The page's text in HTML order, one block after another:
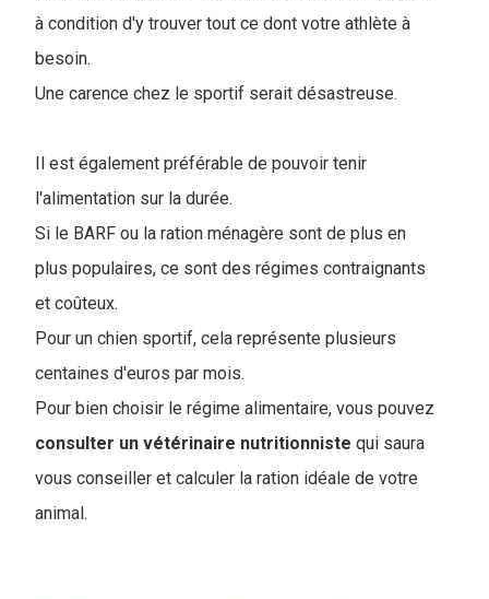
à condition d'y trouver tout ce dont votre athlète à
besoin.
Une carence chez le sportif serait désastreuse.
Il est également préférable de pouvoir tenir
l'alimentation sur la durée.
Si le BARF ou la ration ménagère sont de plus en
plus populaires, ce sont des régimes contraignants
et coûteux.
Pour un chien sportif, cela représente plusieurs
centaines d'euros par mois.
Pour bien choisir le régime alimentaire, vous pouvez
consulter un vétérinaire nutritionniste qui saura
vous conseiller et calculer la ration idéale de votre
animal.